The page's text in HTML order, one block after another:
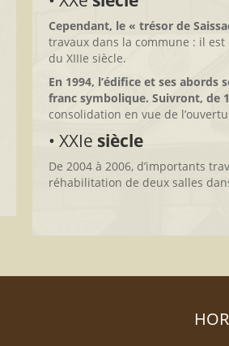
Cependant, le « trésor de
travaux dans la commune : il
du XIIIe siècle.
En 1994, l’édifice et ses
franc symbolique. Suivront, de
consolidation en vue de
• XXIe siècle
De 2004 à 2006, d’importants
réhabilitation de deux salles